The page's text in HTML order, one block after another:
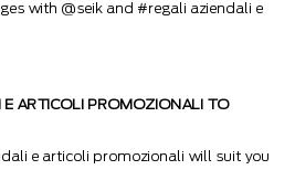
with @seik and #regali aziendali e
E ARTICOLI PROMOZIONALI TO
e articoli promozionali will suit you